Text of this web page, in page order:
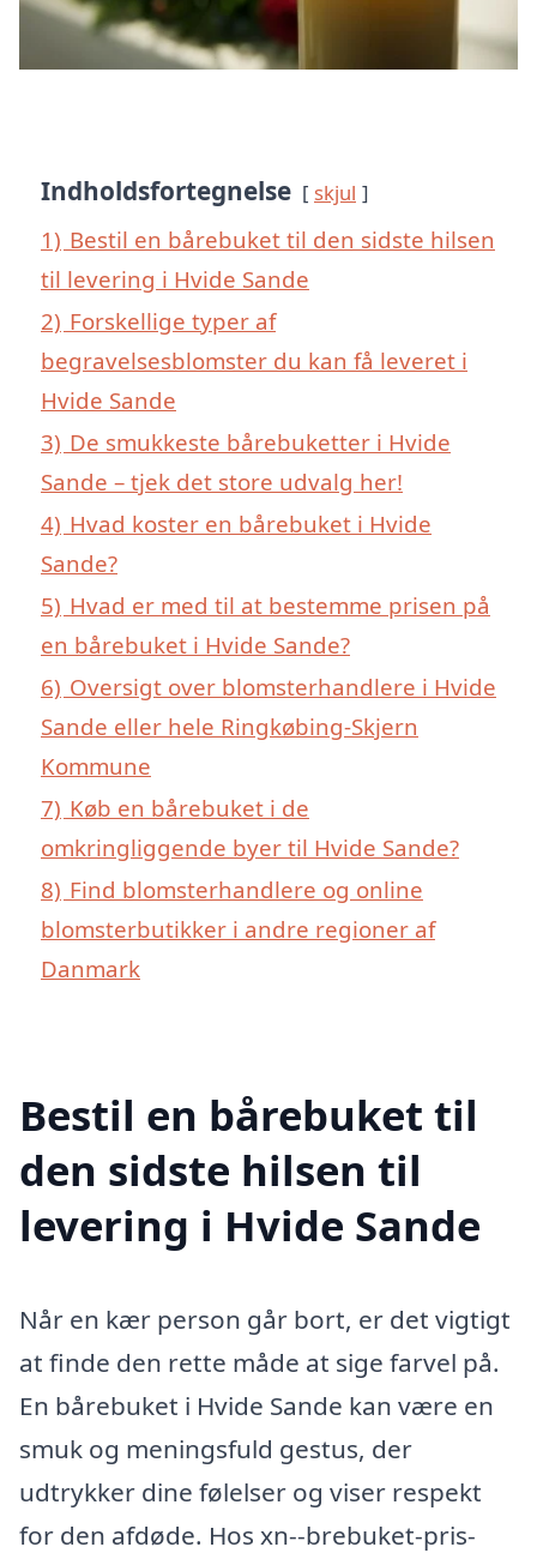
Indholdsfortegnelse skjul
1) Bestil en bårebuket til den sidste hilsen
til levering i Hvide Sande
2) Forskellige typer af
begravelsesblomster du kan få leveret i
Hvide Sande
3) De smukkeste bårebuketter i Hvide
Sande – tjek det store udvalg her!
4) Hvad koster en bårebuket i Hvide
Sande?
5) Hvad er med til at bestemme prisen på
en bårebuket i Hvide Sande?
6) Oversigt over blomsterhandlere i Hvide
Sande eller hele Ringkøbing-Skjern
Kommune
7) Køb en bårebuket i de
omkringliggende byer til Hvide Sande?
8) Find blomsterhandlere og online
blomsterbutikker i andre regioner af
Danmark
Bestil en bårebuket til
den sidste hilsen til
levering i Hvide Sande
Når en kær person går bort, er det vigtigt
at finde den rette måde at sige farvel på.
En bårebuket i Hvide Sande kan være en
smuk og meningsfuld gestus, der
udtrykker dine følelser og viser respekt
for den afdøde. Hos xn--brebuket-pris-